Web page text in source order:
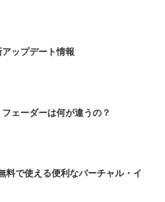
ップデート情報
ェーダーは何が違うの？
で使える便利なバーチャル・イ